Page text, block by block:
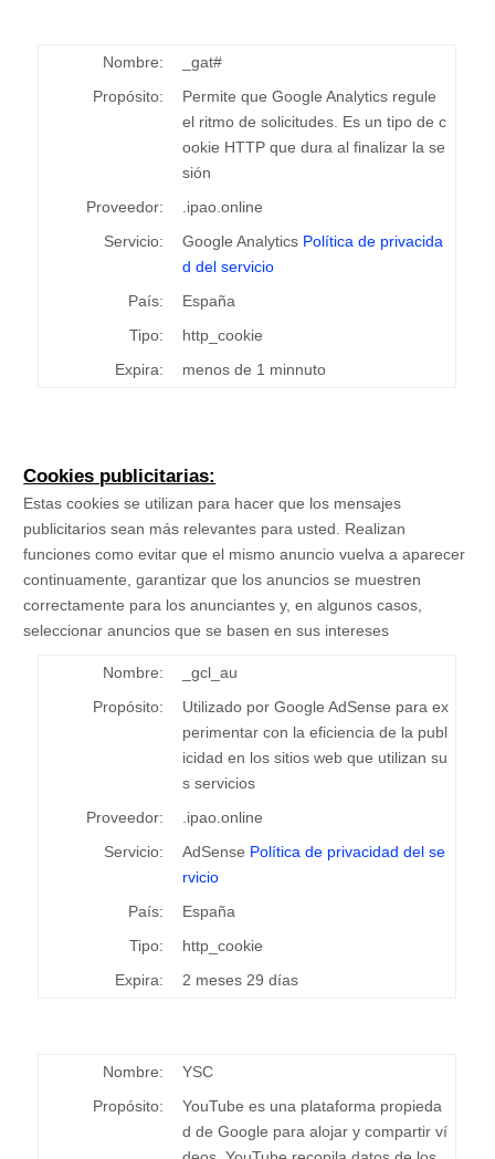
Nombre:
_gat#
Propósito:
Permite que Google Analytics regule
el ritmo de solicitudes. Es un tipo de c
ookie HTTP que dura al finalizar la se
sión
Proveedor:
.ipao.online
Servicio:
Google Analytics Política de privacida
d del servicio
País:
España
Tipo:
http_cookie
Expira:
menos de 1 minnuto
Cookies publicitarias:
Estas cookies se utilizan para hacer que los mensajes
publicitarios sean más relevantes para usted. Realizan
funciones como evitar que el mismo anuncio vuelva a aparecer
continuamente, garantizar que los anuncios se muestren
correctamente para los anunciantes y, en algunos casos,
seleccionar anuncios que se basen en sus intereses
Nombre:
_gcl_au
Propósito:
Utilizado por Google AdSense para ex
perimentar con la eficiencia de la publ
icidad en los sitios web que utilizan su
s servicios
Proveedor:
.ipao.online
Servicio:
AdSense Política de privacidad del se
rvicio
País:
España
Tipo:
http_cookie
Expira:
2 meses 29 días
Nombre:
YSC
Propósito:
YouTube es una plataforma propieda
d de Google para alojar y compartir ví